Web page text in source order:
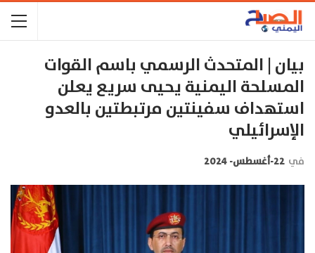
بيان | المتحدث الرسمي باسم القوات
المسلحة اليمنية يحيى سريع يعلن
استهداف سفينتين مرتبطتين بالعدو
الإسرائيلي
في 22-أغسطس- 2024